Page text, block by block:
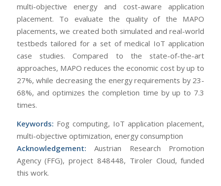
multi-objective energy and cost-aware application
placement. To evaluate the quality of the MAPO
placements, we created both simulated and real-world
testbeds tailored for a set of medical IoT application
case studies. Compared to the state-of-the-art
approaches, MAPO reduces the economic cost by up to
27%, while decreasing the energy requirements by 23-
68%, and optimizes the completion time by up to 7.3
times.
Keywords: Fog computing, IoT application placement,
multi-objective optimization, energy consumption
Acknowledgement: Austrian Research Promotion
Agency (FFG), project 848448, Tiroler Cloud, funded
this work.